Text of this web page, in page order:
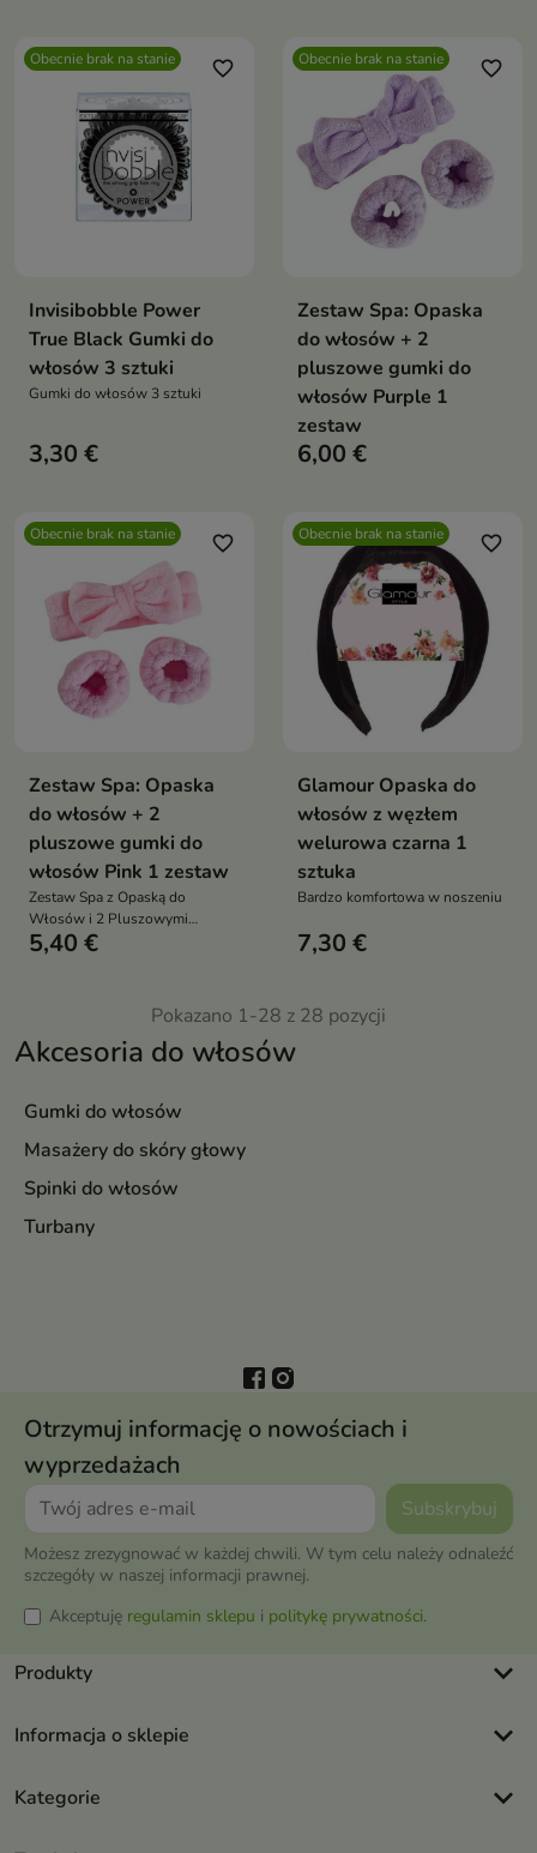
Akcesoria do włosów
Gumki do włosów
Masażery do skóry głowy
Spinki do włosów
Turbany
Obecnie brak na stanie favorite_border
Invisibobble Power
True Black Gumki do
włosów 3 sztuki
Gumki do włosów 3 sztuki
3,30 €
Obecnie brak na stanie favorite_border
Zestaw Spa: Opaska
do włosów + 2
pluszowe gumki do
włosów Purple 1
zestaw
6,00 €
Obecnie brak na stanie favorite_border
Zestaw Spa: Opaska
do włosów + 2
pluszowe gumki do
włosów Pink 1 zestaw
Zestaw Spa z Opaską do
Włosów i 2 Pluszowymi
Gumkami do Włosów
5,40 €
Obecnie brak na stanie favorite_border
Glamour Opaska do
włosów z węzłem
welurowa czarna 1
sztuka
Bardzo komfortowa w noszeniu
7,30 €
Pokazano 1-28 z 28 pozycji
Otrzymuj informację o nowościach i
wyprzedażach
Możesz zrezygnować w każdej chwili. W tym celu należy odnaleźć
szczegóły w naszej informacji prawnej.
Akceptuję regulamin sklepu i politykę prywatności.
Produkty keyboard_arrow_down
Informacja o sklepie keyboard_arrow_down
Kategorie keyboard_arrow_down